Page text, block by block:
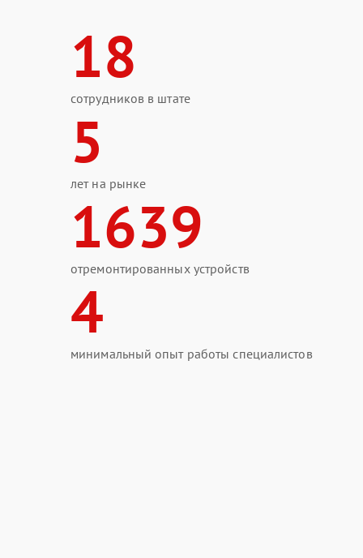
18
сотрудников в штате
5
лет на рынке
1639
отремонтированных устройств
4
минимальный опыт работы специалистов